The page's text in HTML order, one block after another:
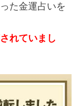
た金運占いを
れていまし